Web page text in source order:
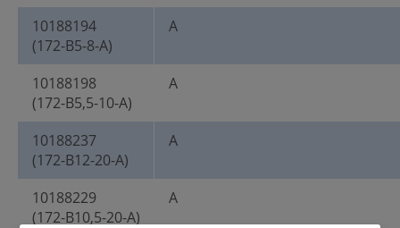
10188194
(172-B5-8-A)
A
10188198
(172-B5,5-10-A)
A
10188237
(172-B12-20-A)
A
10188229
(172-B10,5-20-A)
A